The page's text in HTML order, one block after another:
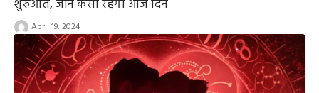
शुरुआत, जानें कैसा रहेगा आज दिन
April 19, 2024